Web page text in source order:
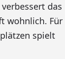
das
wohnlich. Für
spielt